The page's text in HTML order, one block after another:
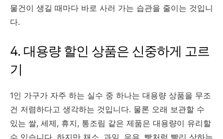
물건이 생길 때마다 바로 사러 가는 습관을 줄이는 것입니
다.
4. 대용량 할인 상품은 신중하게 고르
기
1인 가구가 자주 하는 실수 중 하나는 대용량 상품을 무조
건 저렴하다고 생각하는 것입니다. 물론 오래 보관할 수
있는 쌀, 세제, 휴지, 통조림 같은 제품은 대용량이 유리할
수 있습니다. 하지만 채소, 과일, 우유, 빵처럼 빨리 상하는